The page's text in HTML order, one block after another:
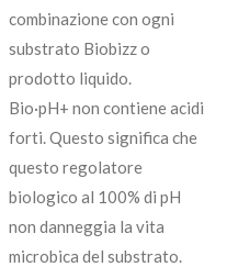
combinazione con ogni
substrato Biobizz o
prodotto liquido.
Bio·pH+ non contiene acidi
forti. Questo significa che
questo regolatore
biologico al 100% di pH
non danneggia la vita
microbica del substrato.